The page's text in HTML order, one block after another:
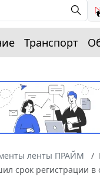
Транспорт
ленты ПРАЙМ
срок регистрации